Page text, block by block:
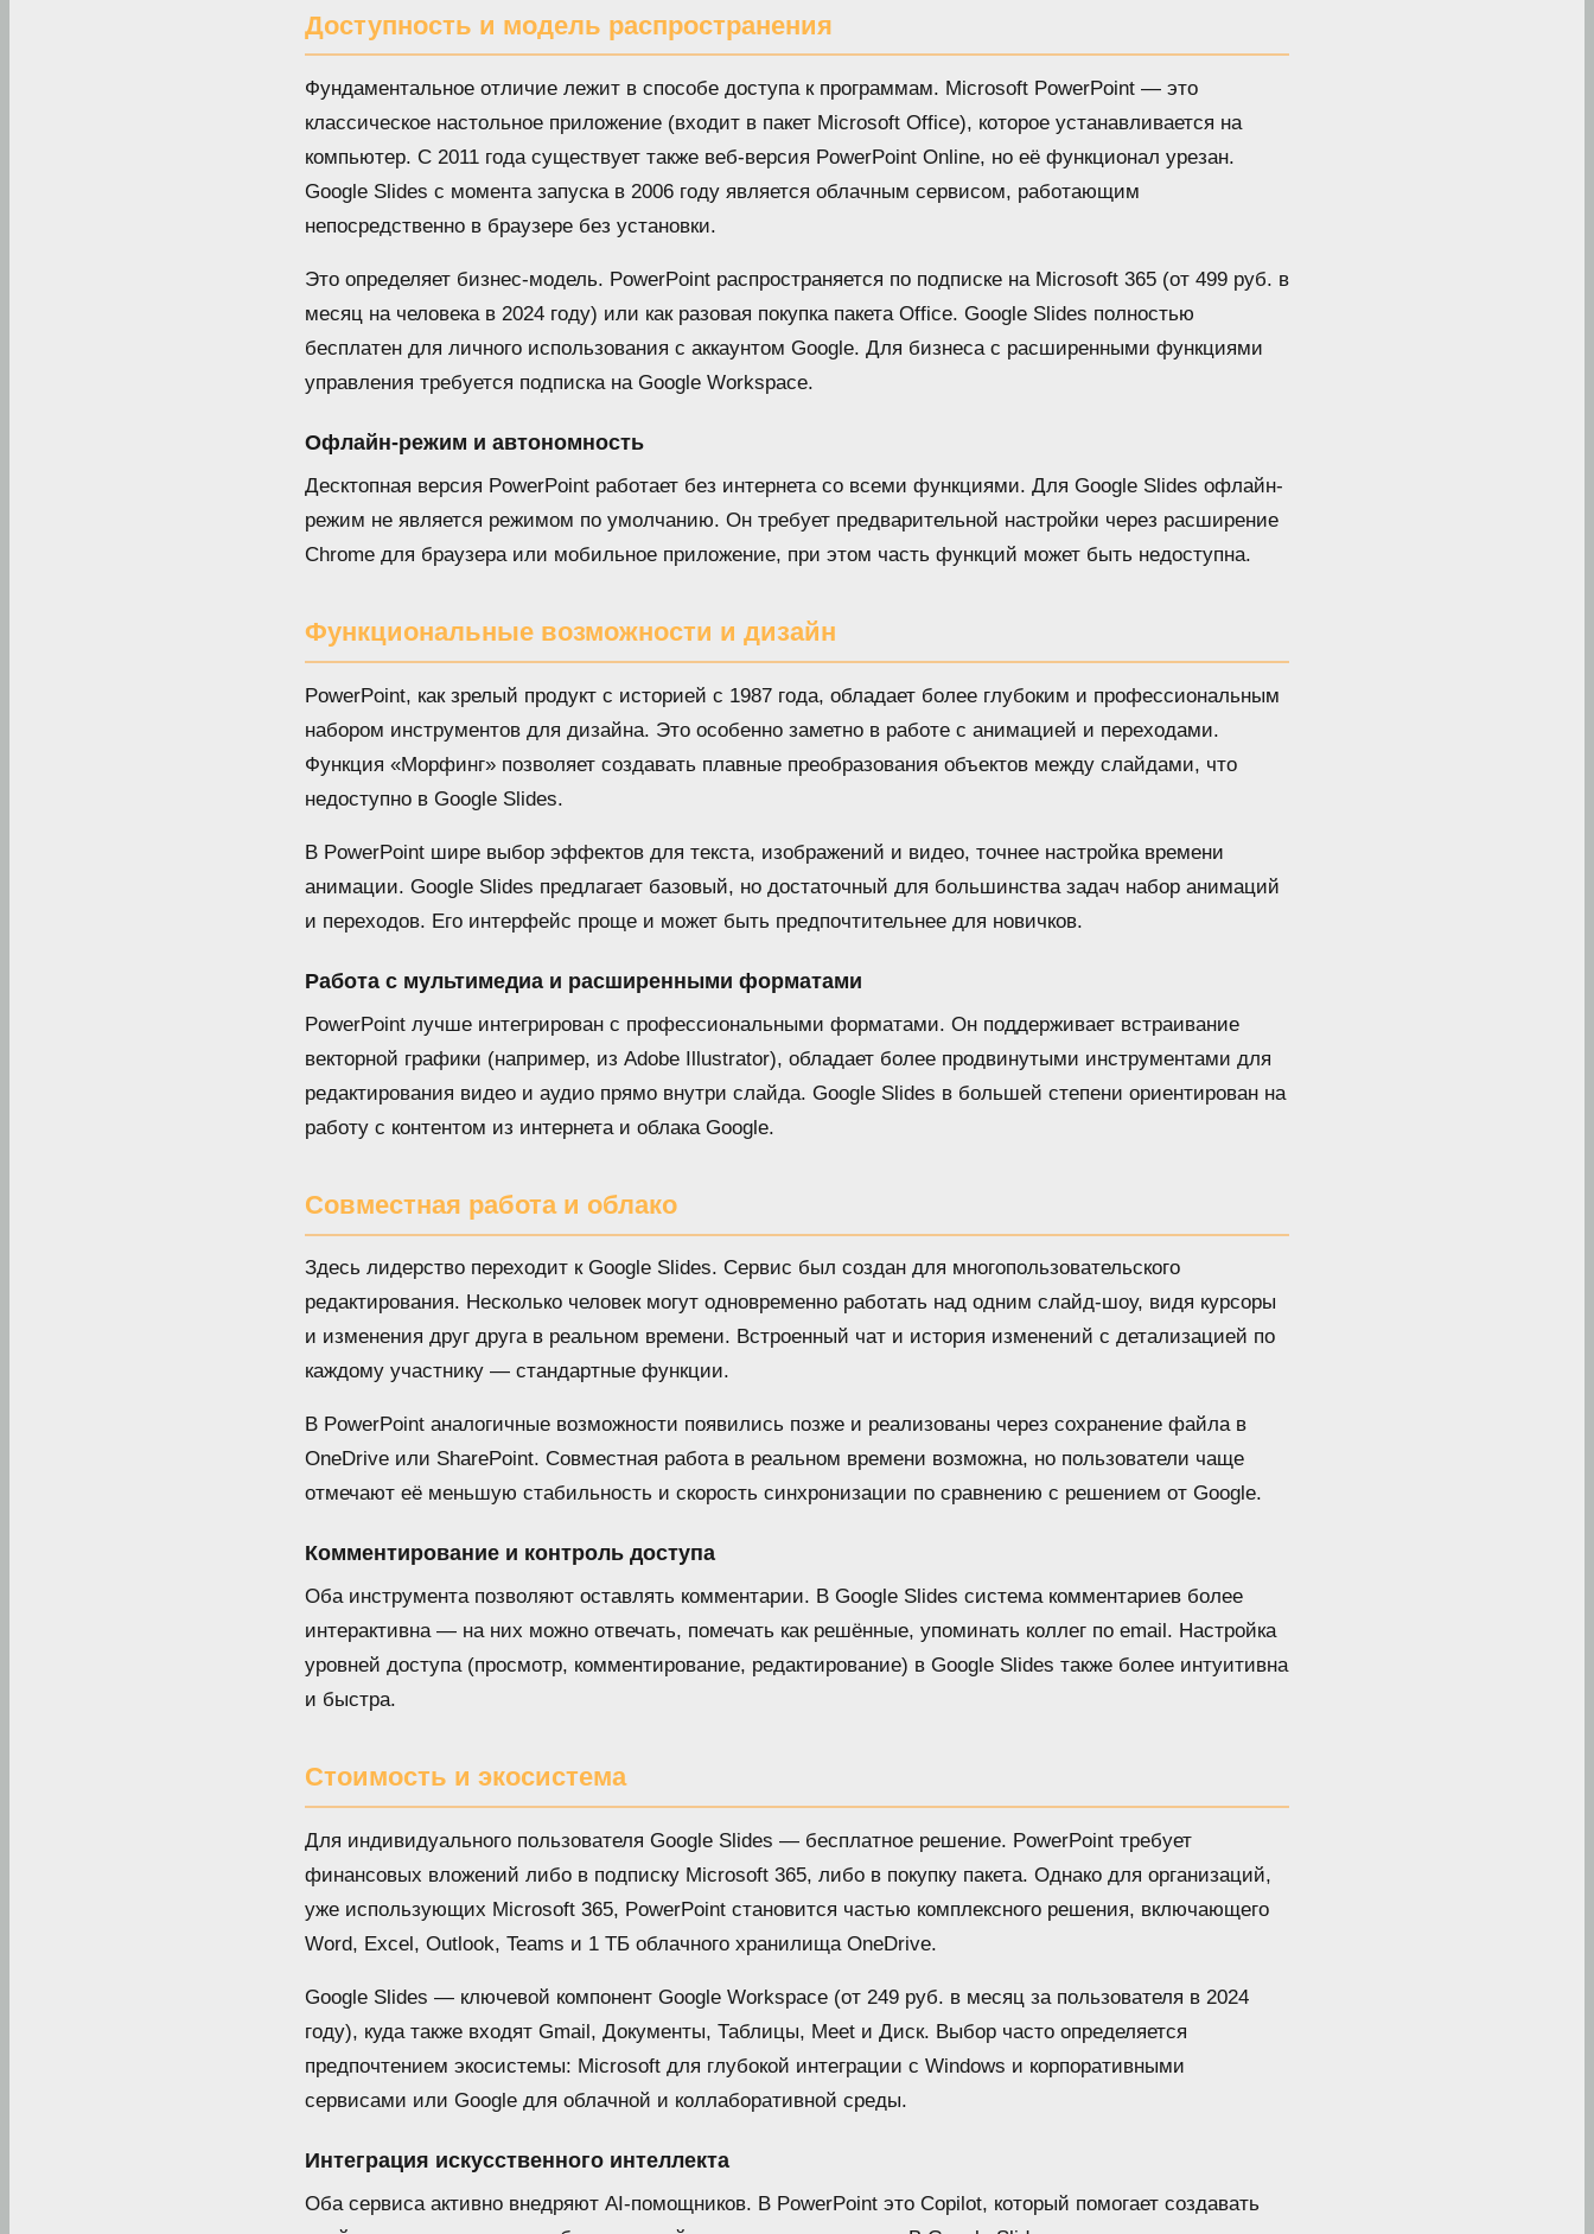
Доступность и модель распространения
Фундаментальное отличие лежит в способе доступа к программам. Microsoft PowerPoint — это
классическое настольное приложение (входит в пакет Microsoft Office), которое устанавливается на
компьютер. С 2011 года существует также веб-версия PowerPoint Online, но её функционал урезан.
Google Slides с момента запуска в 2006 году является облачным сервисом, работающим
непосредственно в браузере без установки.
Это определяет бизнес-модель. PowerPoint распространяется по подписке на Microsoft 365 (от 499 руб. в
месяц на человека в 2024 году) или как разовая покупка пакета Office. Google Slides полностью
бесплатен для личного использования с аккаунтом Google. Для бизнеса с расширенными функциями
управления требуется подписка на Google Workspace.
Офлайн-режим и автономность
Десктопная версия PowerPoint работает без интернета со всеми функциями. Для Google Slides офлайн-
режим не является режимом по умолчанию. Он требует предварительной настройки через расширение
Chrome для браузера или мобильное приложение, при этом часть функций может быть недоступна.
Функциональные возможности и дизайн
PowerPoint, как зрелый продукт с историей с 1987 года, обладает более глубоким и профессиональным
набором инструментов для дизайна. Это особенно заметно в работе с анимацией и переходами.
Функция «Морфинг» позволяет создавать плавные преобразования объектов между слайдами, что
недоступно в Google Slides.
В PowerPoint шире выбор эффектов для текста, изображений и видео, точнее настройка времени
анимации. Google Slides предлагает базовый, но достаточный для большинства задач набор анимаций
и переходов. Его интерфейс проще и может быть предпочтительнее для новичков.
Работа с мультимедиа и расширенными форматами
PowerPoint лучше интегрирован с профессиональными форматами. Он поддерживает встраивание
векторной графики (например, из Adobe Illustrator), обладает более продвинутыми инструментами для
редактирования видео и аудио прямо внутри слайда. Google Slides в большей степени ориентирован на
работу с контентом из интернета и облака Google.
Совместная работа и облако
Здесь лидерство переходит к Google Slides. Сервис был создан для многопользовательского
редактирования. Несколько человек могут одновременно работать над одним слайд-шоу, видя курсоры
и изменения друг друга в реальном времени. Встроенный чат и история изменений с детализацией по
каждому участнику — стандартные функции.
В PowerPoint аналогичные возможности появились позже и реализованы через сохранение файла в
OneDrive или SharePoint. Совместная работа в реальном времени возможна, но пользователи чаще
отмечают её меньшую стабильность и скорость синхронизации по сравнению с решением от Google.
Комментирование и контроль доступа
Оба инструмента позволяют оставлять комментарии. В Google Slides система комментариев более
интерактивна — на них можно отвечать, помечать как решённые, упоминать коллег по email. Настройка
уровней доступа (просмотр, комментирование, редактирование) в Google Slides также более интуитивна
и быстра.
Стоимость и экосистема
Для индивидуального пользователя Google Slides — бесплатное решение. PowerPoint требует
финансовых вложений либо в подписку Microsoft 365, либо в покупку пакета. Однако для организаций,
уже использующих Microsoft 365, PowerPoint становится частью комплексного решения, включающего
Word, Excel, Outlook, Teams и 1 ТБ облачного хранилища OneDrive.
Google Slides — ключевой компонент Google Workspace (от 249 руб. в месяц за пользователя в 2024
году), куда также входят Gmail, Документы, Таблицы, Meet и Диск. Выбор часто определяется
предпочтением экосистемы: Microsoft для глубокой интеграции с Windows и корпоративными
сервисами или Google для облачной и коллаборативной среды.
Интеграция искусственного интеллекта
Оба сервиса активно внедряют AI-помощников. В PowerPoint это Copilot, который помогает создавать